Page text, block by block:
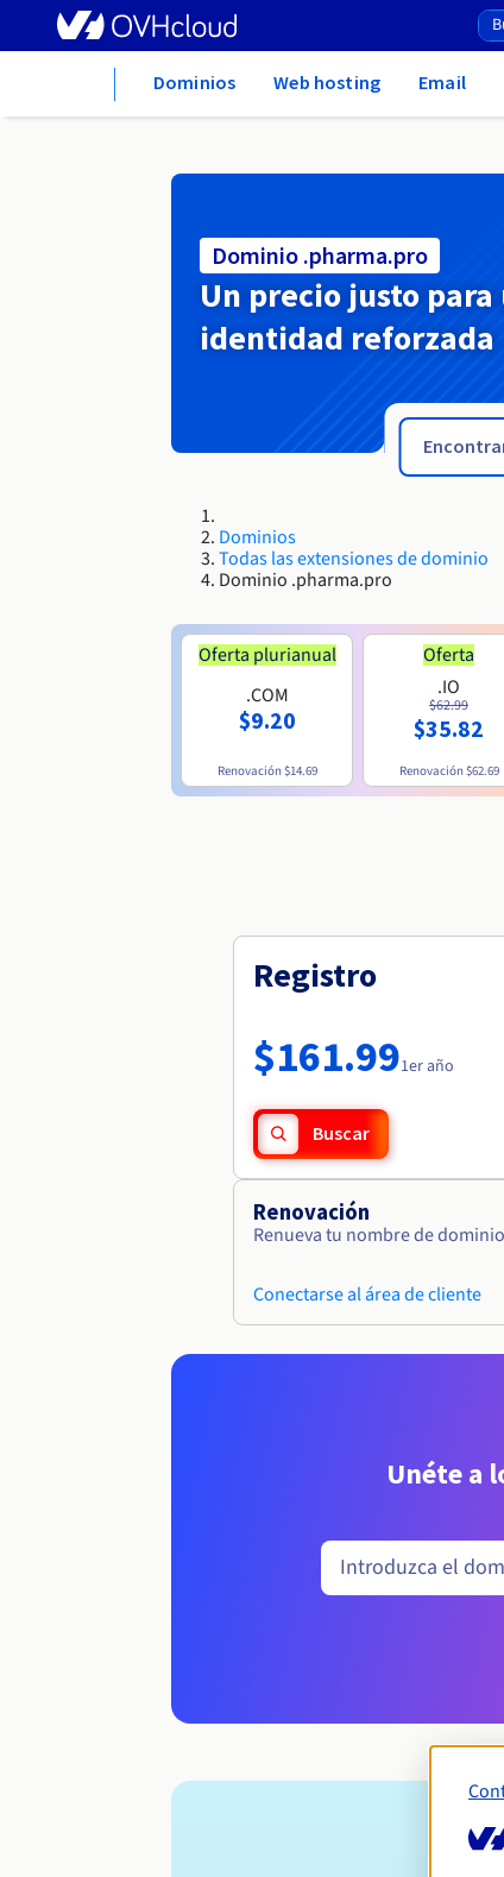
Dominios Web hosting Email
Dominio .pharma.pro
Un precio justo para
identidad reforzada
Dominios
Todas las extensiones de dominio
Dominio .pharma.pro
Oferta plurianual
.COM
$9.20
Renovación$14.69
Oferta
.IO
$62.99
$35.82
Renovación$62.69
Registro
$161.991er año
Buscar
Renovación
Renueva tu nombre de
Conectarse al área de cliente
Unéte a